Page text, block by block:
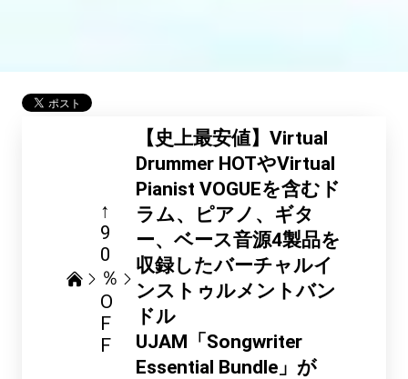
↑
9
0
％
O
F
F
【史上最安値】Virtual
Drummer HOTやVirtual
Pianist VOGUEを含むド
ラム、ピアノ、ギタ
ー、ベース音源4製品を
収録したバーチャルイ
ンストゥルメントバン
ドル
UJAM「Songwriter
Essential Bundle」が